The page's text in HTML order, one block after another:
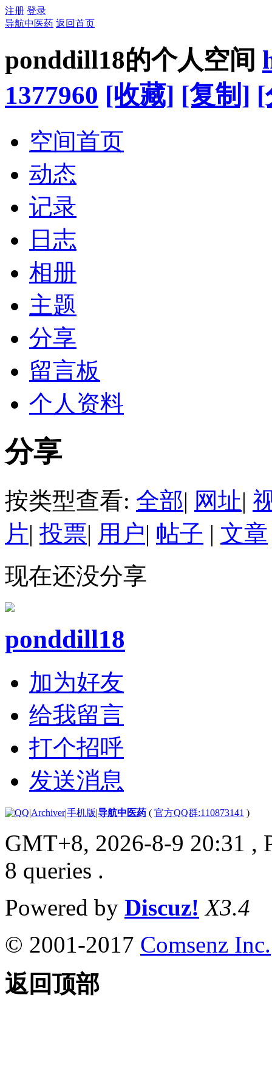
注册 登录
导航中医药 返回首页
ponddill18的个人空间
1377960 [收藏] [复制] [
空间首页
动态
记录
日志
相册
主题
分享
留言板
个人资料
分享
按类型查看: 全部| 网址|
片| 投票| 用户| 帖子 | 文章
现在还没分享
ponddill18
加为好友
给我留言
打个招呼
发送消息
|Archiver|手机版|导航中医药 ( 官方QQ群:110873141 )
GMT+8, 2026-8-9 20:31 ,
8 queries .
Powered by Discuz! X3.4
© 2001-2017 Comsenz Inc.
返回顶部